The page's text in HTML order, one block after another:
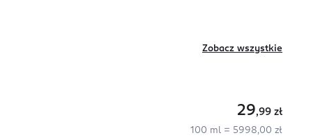
Zobacz wszystkie
29,99 zł
100 ml = 5998,00 zł